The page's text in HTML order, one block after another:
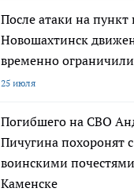
После атаки на пункт
Новошахтинск
временно ограничили
25 июля
Погибшего на СВО
Пичугина похоронят с
воинскими
Каменске